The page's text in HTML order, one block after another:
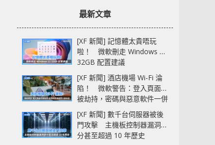
最新文章
[XF 新聞] 記憶體太貴唔玩
啦！ 微軟刪走 Windows 11
32GB 配置建議
[XF 新聞] 酒店機場 Wi-Fi 淪
陷！ 微軟警告：登入頁面可
被劫持，密碼與惡意軟件一併
中招
[XF 新聞] 數千台伺服器被後
門攻擊 主機板控制器漏洞部
分甚至超過 10 年歷史